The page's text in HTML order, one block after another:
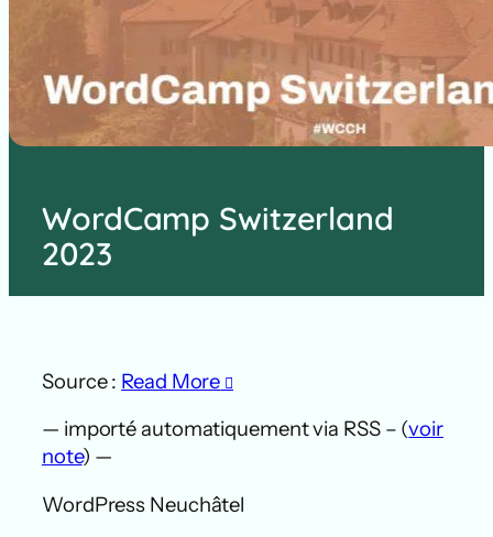
WordCamp Switzerland
2023
Source : Read More
— importé automatiquement via RSS – (voir
note) —
WordPress Neuchâtel